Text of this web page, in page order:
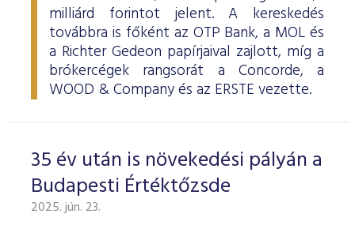
milliárd forintot jelent. A kereskedés
továbbra is főként az OTP Bank, a MOL és
a Richter Gedeon papírjaival zajlott, míg a
brókercégek rangsorát a Concorde, a
WOOD & Company és az ERSTE vezette.
35 év után is növekedési pályán a
Budapesti Értéktőzsde
2025. jún. 23.